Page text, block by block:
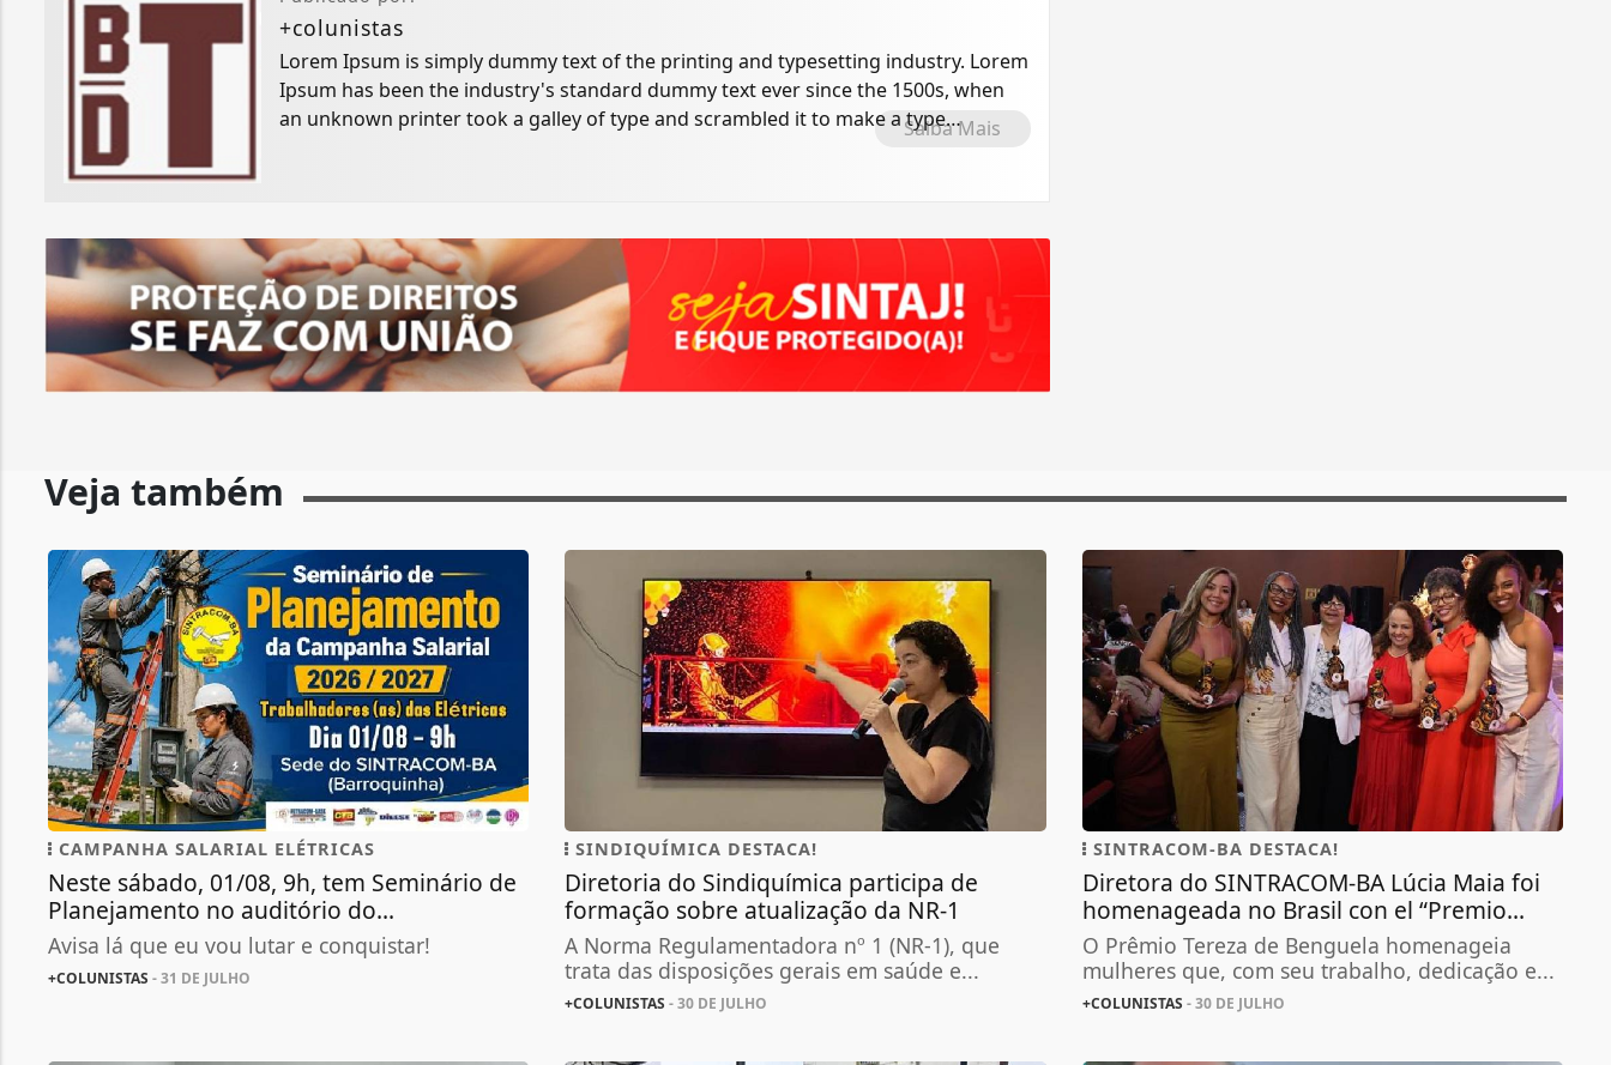
+colunistas
Lorem Ipsum is simply dummy text of the printing and typesetting industry. Lorem
Ipsum has been the industry's standard dummy text ever since the 1500s, when
an unknown printer took a galley of type and scrambled it to make a typeSaiba Mais
Veja também
CAMPANHA SALARIAL ELÉTRICAS
Neste sábado, 01/08, 9h, tem Seminário de
Planejamento no auditório do...
Avisa lá que eu vou lutar e conquistar!
+COLUNISTAS - 31 DE JULHO
SINDIQUÍMICA DESTACA!
Diretoria do Sindiquímica participa de
formação sobre atualização da NR-1
A Norma Regulamentadora nº 1 (NR-1), que
trata das disposições gerais em saúde e...
+COLUNISTAS - 30 DE JULHO
SINTRACOM-BA DESTACA!
Diretora do SINTRACOM-BA Lúcia Maia foi
homenageada no Brasil con el “Premio...
O Prêmio Tereza de Benguela homenageia
mulheres que, com seu trabalho, dedicação e...
+COLUNISTAS - 30 DE JULHO